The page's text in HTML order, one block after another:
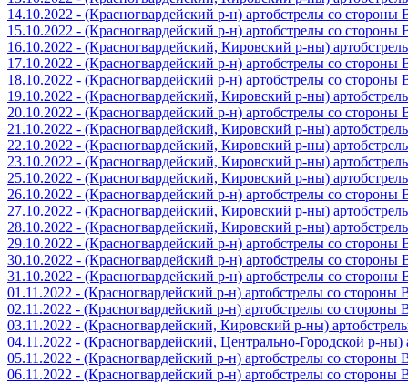
14.10.2022 - (Красногвардейский р-н) артобстрелы со
15.10.2022 - (Красногвардейский р-н) артобстрелы со
16.10.2022 - (Красногвардейский, Кировский р-ны)
17.10.2022 - (Красногвардейский р-н) артобстрелы со
18.10.2022 - (Красногвардейский р-н) артобстрелы со
19.10.2022 - (Красногвардейский, Кировский р-ны)
20.10.2022 - (Красногвардейский р-н) артобстрелы со
21.10.2022 - (Красногвардейский, Кировский р-ны)
22.10.2022 - (Красногвардейский, Кировский р-ны)
23.10.2022 - (Красногвардейский, Кировский р-ны)
25.10.2022 - (Красногвардейский, Кировский р-ны)
26.10.2022 - (Красногвардейский р-н) артобстрелы со
27.10.2022 - (Красногвардейский, Кировский р-ны)
28.10.2022 - (Красногвардейский, Кировский р-ны)
29.10.2022 - (Красногвардейский р-н) артобстрелы со
30.10.2022 - (Красногвардейский р-н) артобстрелы со
31.10.2022 - (Красногвардейский р-н) артобстрелы со
01.11.2022 - (Красногвардейский р-н) артобстрелы со стороны
02.11.2022 - (Красногвардейский р-н) артобстрелы со стороны
03.11.2022 - (Красногвардейский, Кировский р-ны)
04.11.2022 - (Красногвардейский, Центрально-Городской р-
05.11.2022 - (Красногвардейский р-н) артобстрелы со стороны
06.11.2022 - (Красногвардейский р-н) артобстрелы со стороны